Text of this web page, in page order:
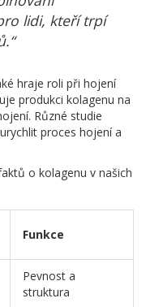
lidi, kteří trpí
hraje roli při hojení
produkci kolagenu na
Různé studie
proces hojení a
o kolagenu v našich
Funkce
Pevnost a
struktura